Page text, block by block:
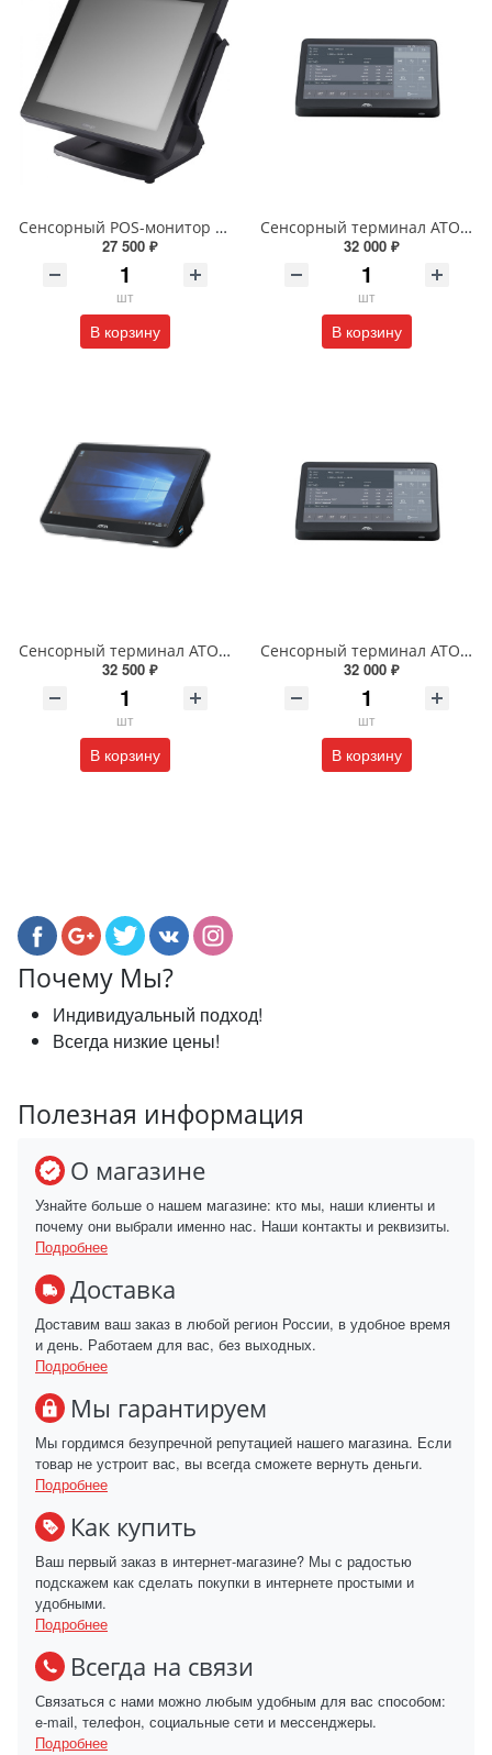
Сенсорный POS-монитор 15" CPOS-15TM с ридером магнитных карт, черный
27 500 ₽
шт
В корзину
Сенсорный терминал АТОЛ Optima (11.6", J3455, 4 ГБ DDR3L, SSD 128 Гб M.2, без АКБ, без ОС). V7 Lite
32 000 ₽
шт
В корзину
Сенсорный терминал АТОЛ Optima (11.6", N100, 8 ГБ DDR4, SSD 128 Гб M.2, без АКБ, без ОС). V8 (Т)
32 500 ₽
шт
В корзину
Сенсорный терминал АТОЛ Optima (11.6", J3455, 8 ГБ DDR3L, SSD 128 Гб M.2, без АКБ, без ОС). V7
32 000 ₽
шт
В корзину
Почему Мы?
Индивидуальный подход!
Всегда низкие цены!
Полезная информация
О магазине
Узнайте больше о нашем магазине: кто мы, наши клиенты и
почему они выбрали именно нас. Наши контакты и реквизиты.
Подробнее
Доставка
Доставим ваш заказ в любой регион России, в удобное время
и день. Работаем для вас, без выходных.
Подробнее
Мы гарантируем
Мы гордимся безупречной репутацией нашего магазина. Если
товар не устроит вас, вы всегда сможете вернуть деньги.
Подробнее
Как купить
Ваш первый заказ в интернет-магазине? Мы с радостью
подскажем как сделать покупки в интернете простыми и
удобными.
Подробнее
Всегда на связи
Связаться с нами можно любым удобным для вас способом:
e-mail, телефон, социальные сети и мессенджеры.
Подробнее